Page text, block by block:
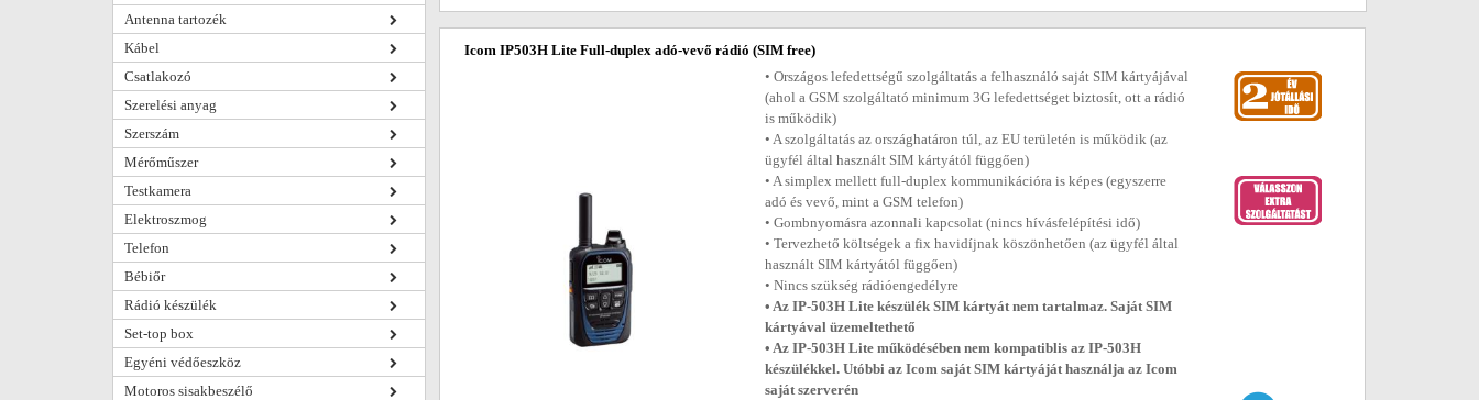
Antenna tartozék
Kábel
Csatlakozó
Szerelési anyag
Szerszám
Mérőműszer
Testkamera
Elektroszmog
Telefon
Bébiőr
Rádió készülék
Set-top box
Egyéni védőeszköz
Motoros sisakbeszélő
Icom IP503H Lite Full-duplex adó-vevő rádió (SIM free)
• Országos lefedettségű szolgáltatás a felhasználó saját SIM kártyájával
(ahol a GSM szolgáltató minimum 3G lefedettséget biztosít, ott a rádió
is működik)
• A szolgáltatás az országhatáron túl, az EU területén is működik (az
ügyfél által használt SIM kártyától függően)
• A simplex mellett full-duplex kommunikációra is képes (egyszerre
adó és vevő, mint a GSM telefon)
• Gombnyomásra azonnali kapcsolat (nincs hívásfelépítési idő)
• Tervezhető költségek a fix havidíjnak köszönhetően (az ügyfél által
használt SIM kártyától függően)
• Nincs szükség rádióengedélyre
• Az IP-503H Lite készülék SIM kártyát nem tartalmaz. Saját SIM
kártyával üzemeltethető
• Az IP-503H Lite működésében nem kompatiblis az IP-503H
készülékkel. Utóbbi az Icom saját SIM kártyáját használja az Icom
saját szerverén